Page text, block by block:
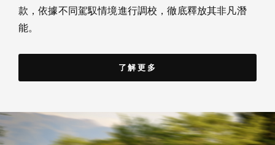
款，依據不同駕馭情境進行調校，徹底釋放其非凡潛
能。
了解更多